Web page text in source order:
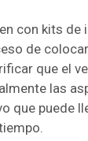
con kits de
de
que el
las
que puede